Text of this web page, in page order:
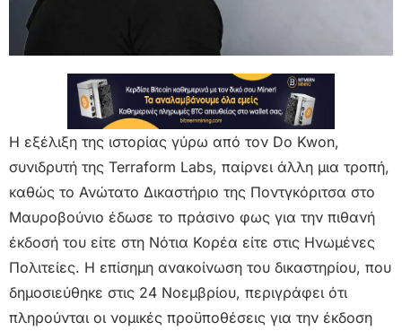
Η εξέλιξη της ιστορίας γύρω από τον Do Kwon,
συνιδρυτή της Terraform Labs, παίρνει άλλη μια τροπή,
καθώς το Ανώτατο Δικαστήριο της Ποντγκόριτσα στο
Μαυροβούνιο έδωσε το πράσινο φως για την πιθανή
έκδοσή του είτε στη Νότια Κορέα είτε στις Ηνωμένες
Πολιτείες. Η επίσημη ανακοίνωση του δικαστηρίου, που
δημοσιεύθηκε στις 24 Νοεμβρίου, περιγράφει ότι
πληρούνται οι νομικές προϋποθέσεις για την έκδοση